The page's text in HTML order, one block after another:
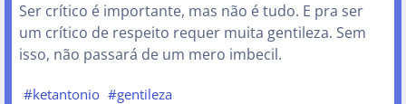
Ser crítico é importante, mas não é tudo. E pra ser
um crítico de respeito requer muita gentileza. Sem
isso, não passará de um mero imbecil.
#ketantonio #gentileza